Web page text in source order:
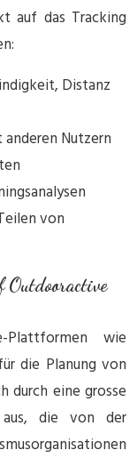
auf das Tracking
Distanz
Nutzern
von
wie
die Planung von
durch eine grosse
aus, die von der